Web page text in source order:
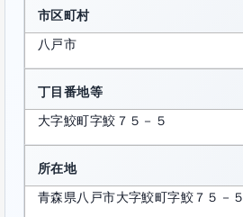
市区町村
八戸市
丁目番地等
大字鮫町字鮫７５－５
所在地
青森県八戸市大字鮫町字鮫７５－５